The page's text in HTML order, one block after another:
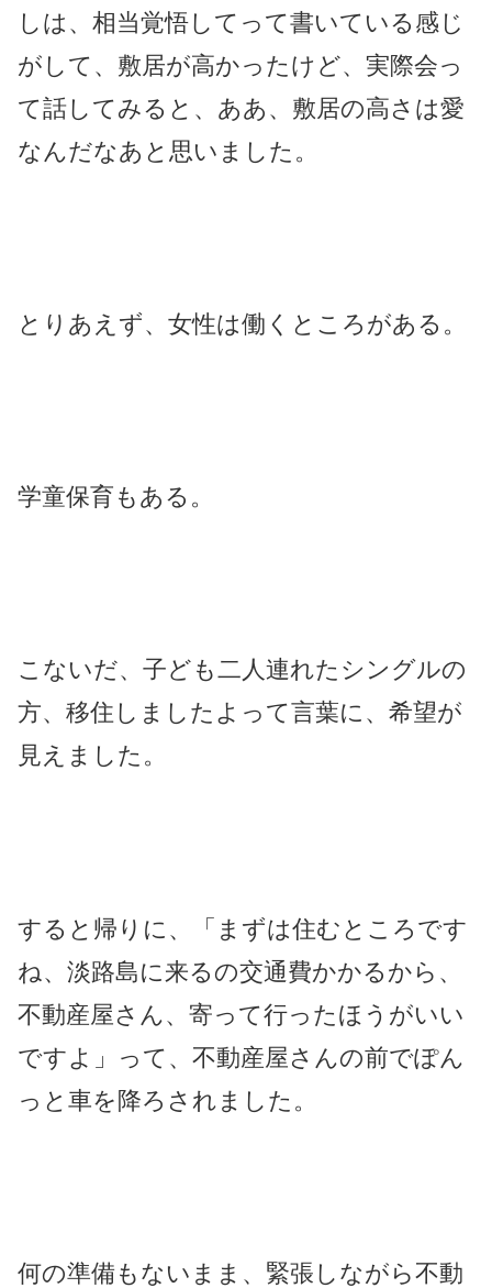
しは、相当覚悟してって書いている感じ
がして、敷居が高かったけど、実際会っ
て話してみると、ああ、敷居の高さは愛
なんだなあと思いました。
とりあえず、女性は働くところがある。
学童保育もある。
こないだ、子ども二人連れたシングルの
方、移住しましたよって言葉に、希望が
見えました。
すると帰りに、「まずは住むところです
ね、淡路島に来るの交通費かかるから、
不動産屋さん、寄って行ったほうがいい
ですよ」って、不動産屋さんの前でぽん
っと車を降ろされました。
何の準備もないまま、緊張しながら不動